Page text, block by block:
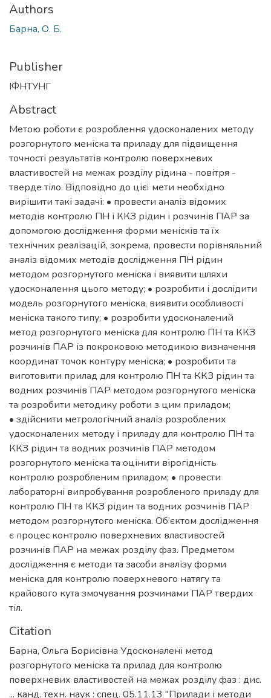
Authors
Барна, О. Б.
Publisher
ІФНТУНГ
Abstract
Метою роботи є розроблення удосконалених методу
розгорнутого меніска та приладу для підвищення
точності результатів контролю поверхневих
властивостей на межах розділу рідина - повітря -
тверде тіло. Відповідно до цієї мети необхідно
вирішити такі задачі: • провести аналіз відомих
методів контролю ПН і ККЗ рідин і розчинів ПАР за
допомогою дослідження форми менісків та їх
технічних реалізацій, зокрема, провести порівняльний
аналіз відомих методів дослідження ПН рідин
методом розгорнутого меніска і виявити шляхи
удосконалення цього методу; • розробити і дослідити
модель розгорнутого меніска, виявити особливості
меніска такого типу; • розробити удосконалений
метод розгорнутого меніска для контролю ПН та ККЗ
розчинів ПАР із покроковою методикою визначення
координат точок контуру меніска; • розробити та
виготовити прилад для контролю ПН та ККЗ рідин та
водних розчинів ПАР методом розгорнутого меніска
та розробити методику роботи з цим приладом;
• здійснити метрологічний аналіз розроблених
удосконалених методу і приладу для контролю ПН та
ККЗ рідин та водних розчинів ПАР методом
розгорнутого меніска та оцінити вірогідність
контролю розробленим приладом; • провести
лабораторні випробування розробленого приладу для
контролю ПН та ККЗ рідин та водних розчинів ПАР
методом розгорнутого меніска. Об’єктом дослідження
є процес контролю поверхневих властивостей
розчинів ПАР на межах розділу фаз. Предметом
дослідження є методи та засоби аналізу форми
меніска для контролю поверхневого натягу та
крайового кута змочування розчинами ПАР твердих
тіл.
Citation
Барна, Ольга Борисівна Удосконалені метод
розгорнутого меніска та прилад для контролю
поверхневих властивостей на межах розділу фаз : дис.
... канд. техн. наук : спец. 05.11.13 "Прилади і методи